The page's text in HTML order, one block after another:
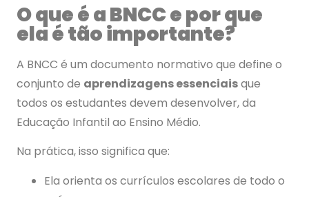
O que é a BNCC e por que
ela é tão importante?
A BNCC é um documento normativo que define o
conjunto de aprendizagens essenciaisque
todos os estudantes devem desenvolver, da
Educação Infantil ao Ensino Médio.
Na prática, isso significa que:
Ela orienta os currículos escolares de todo o